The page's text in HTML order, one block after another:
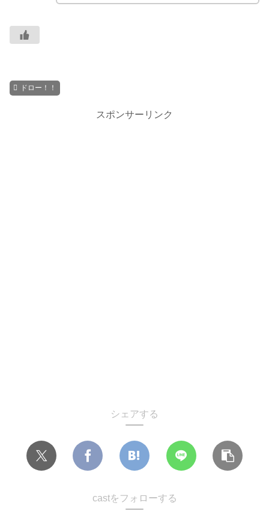
ドロー！！
スポンサーリンク
シェアする
castをフォローする